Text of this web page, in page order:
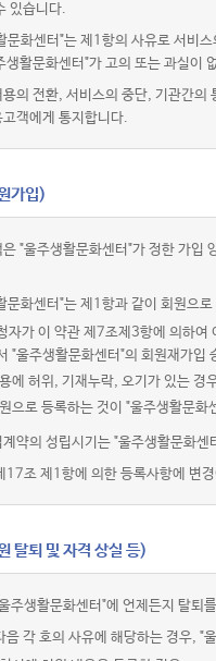
있습니다.
문화센터"는 제1항의 사유로 서비
생활문화센터"가 고의 또는 과실이
의 전환, 서비스의 중단, 기관간의
고객에게 통지합니다.
가입)
"울주생활문화센터"가 정한 가입
문화센터"는 제1항과 같이 회원으
가 이 약관 제7조제3항에 의하여
"울주생활문화센터"의 회원재가입
에 허위, 기재누락, 오기가 있는 경
으로 등록하는 것이 "울주생활문화
약의 성립시기는 "울주생활문화
17조 제1항에 의한 등록사항에 변
탈퇴 및 자격 상실 등)
주생활문화센터"에 언제든지 탈퇴
음 각 호의 사유에 해당하는 경우, "